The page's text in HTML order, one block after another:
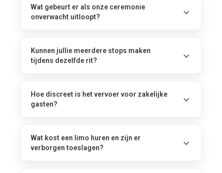
Wat gebeurt er als onze ceremonie
onverwacht uitloopt?
Kunnen jullie meerdere stops maken
tijdens dezelfde rit?
Hoe discreet is het vervoer voor zakelijke
gasten?
Wat kost een limo huren en zijn er
verborgen toeslagen?